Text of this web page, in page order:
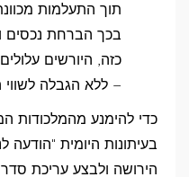
תוך התעלמות
בכך הברחת נכסים
כזה, היורשים
– ללא הגבלה לשווי
כדי להימנע מהמלכודות
הירושה ולבצע עריכת סדר